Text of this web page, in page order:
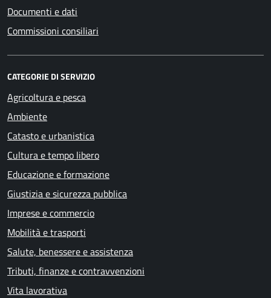
Documenti e dati
Commissioni consiliari
CATEGORIE DI SERVIZIO
Agricoltura e pesca
Ambiente
Catasto e urbanistica
Cultura e tempo libero
Educazione e formazione
Giustizia e sicurezza pubblica
Imprese e commercio
Mobilità e trasporti
Salute, benessere e assistenza
Tributi, finanze e contravvenzioni
Vita lavorativa